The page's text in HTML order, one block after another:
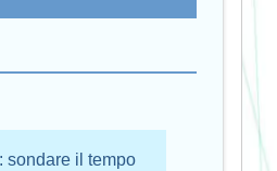
sondare il tempo